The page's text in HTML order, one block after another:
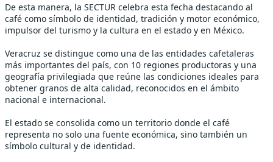
De esta manera, la SECTUR celebra esta fecha destacando al
café como símbolo de identidad, tradición y motor económico,
impulsor del turismo y la cultura en el estado y en México.
Veracruz se distingue como una de las entidades cafetaleras
más importantes del país, con 10 regiones productoras y una
geografía privilegiada que reúne las condiciones ideales para
obtener granos de alta calidad, reconocidos en el ámbito
nacional e internacional.
El estado se consolida como un territorio donde el café
representa no solo una fuente económica, sino también un
símbolo cultural y de identidad.